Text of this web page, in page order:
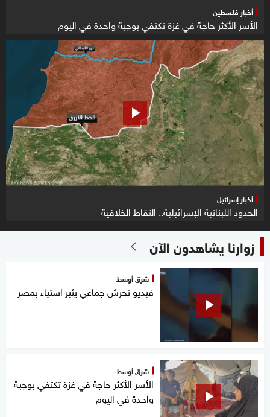
أخبار فلسطين
الأسر الأكثر حاجة في غزة تكتفي بوجبة واحدة في اليوم
أخبار إسرائيل
الحدود اللبنانية الإسرائيلية.. النقاط الخلافية
زوارنا يشاهدون الآن
شرق أوسط
فيديو تحرش جماعي يثير استياء بمصر
شرق أوسط
الأسر الأكثر حاجة في غزة تكتفي بوجبة
واحدة في اليوم